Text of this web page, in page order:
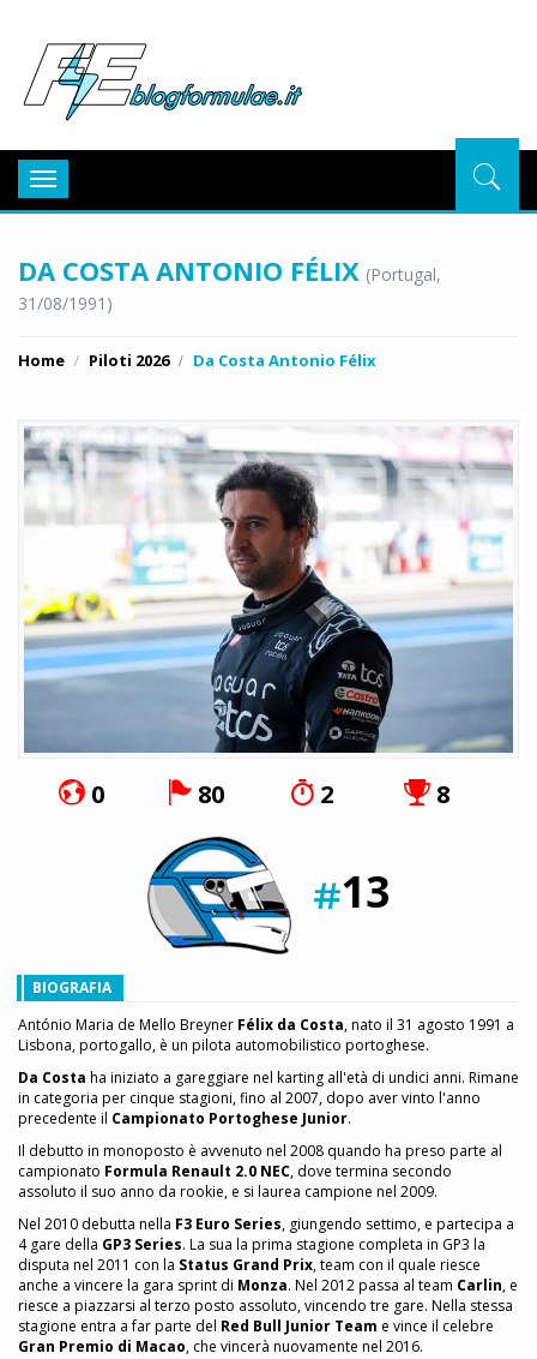
Toggle
navigation
DA COSTA ANTONIO FÉLIX (Portugal,
31/08/1991)
Home Piloti 2026 Da Costa Antonio Félix
0 80 2 8
13
BIOGRAFIA
António Maria de Mello Breyner Félix da Costa, nato il 31 agosto 1991 a
Lisbona, portogallo, è un pilota automobilistico portoghese.
Da Costa ha iniziato a gareggiare nel karting all'età di undici anni. Rimane
in categoria per cinque stagioni, fino al 2007, dopo aver vinto l'anno
precedente il Campionato Portoghese Junior.
Il debutto in monoposto è avvenuto nel 2008 quando ha preso parte al
campionato Formula Renault 2.0 NEC, dove termina secondo
assoluto il suo anno da rookie, e si laurea campione nel 2009.
Nel 2010 debutta nella F3 Euro Series, giungendo settimo, e partecipa a
4 gare della GP3 Series. La sua la prima stagione completa in GP3 la
disputa nel 2011 con la Status Grand Prix, team con il quale riesce
anche a vincere la gara sprint di Monza. Nel 2012 passa al team Carlin, e
riesce a piazzarsi al terzo posto assoluto, vincendo tre gare. Nella stessa
stagione entra a far parte del Red Bull Junior Team e vince il celebre
Gran Premio di Macao, che vincerà nuovamente nel 2016.